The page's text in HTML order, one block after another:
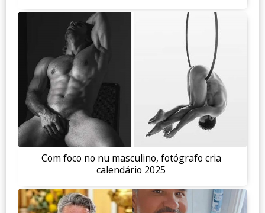
Com foco no nu masculino, fotógrafo cria
calendário 2025